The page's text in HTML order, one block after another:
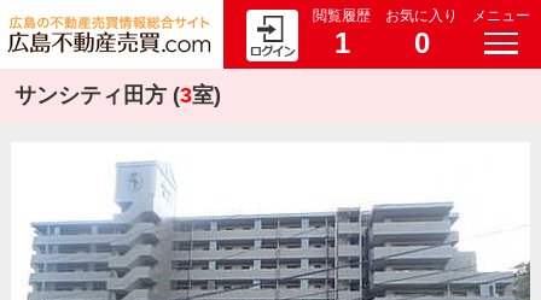
閲覧履歴
1
お気に入り
0
メニュー
サンシティ田方 (3室)